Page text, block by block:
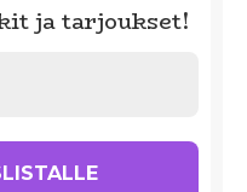
ja tarjoukset!